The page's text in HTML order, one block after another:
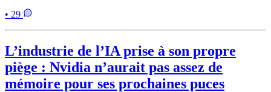
• 29
L’industrie de l’IA prise à son propre
piège : Nvidia n’aurait pas assez de
mémoire pour ses prochaines puces